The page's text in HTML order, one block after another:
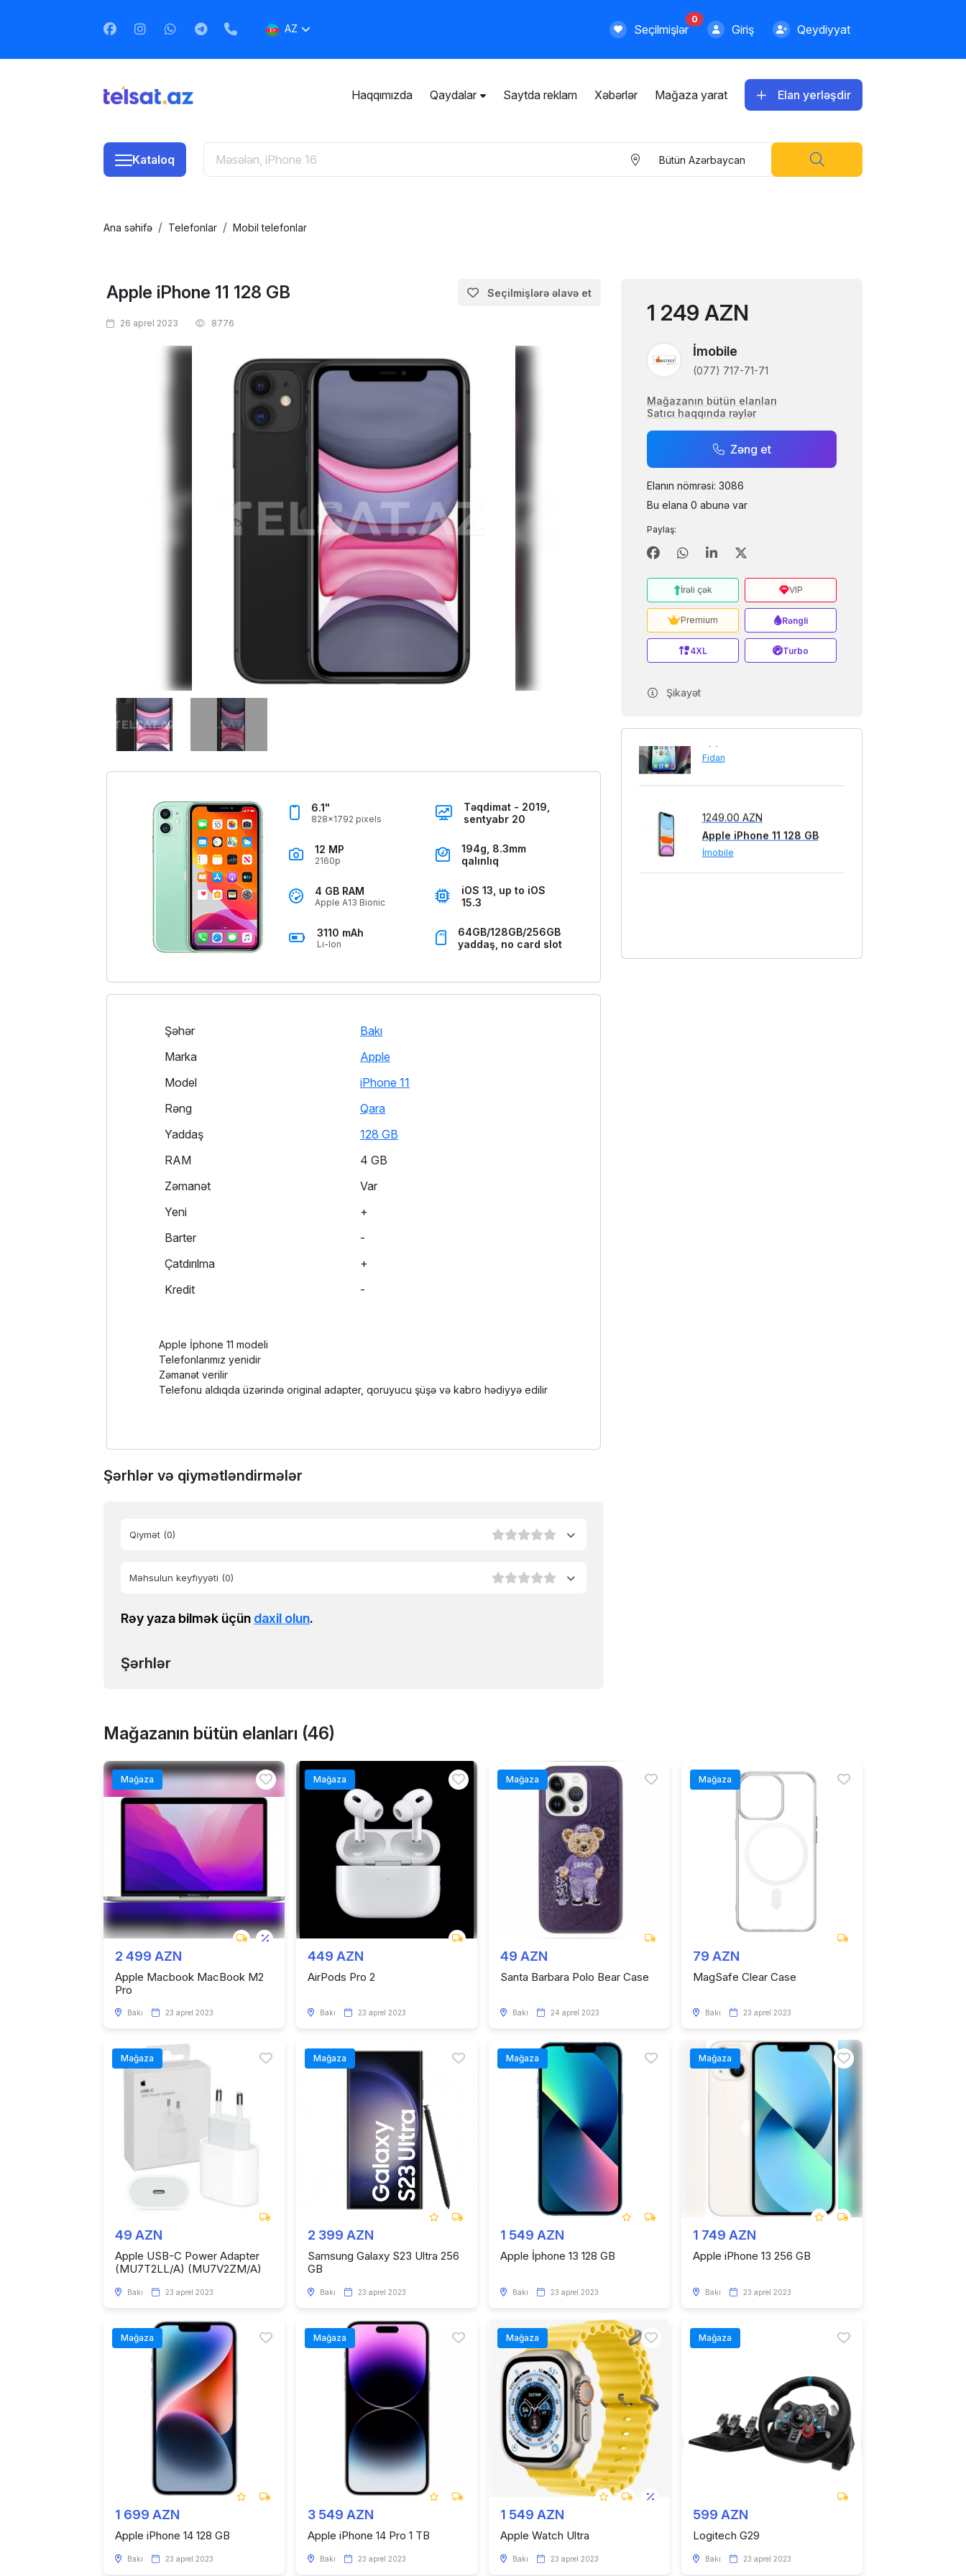
AZ Seçilmişlər
0
Giriş Qeydiyyat
Haqqımızda Qaydalar Saytda reklam Xəbərlər Mağaza yarat Elan yerləşdir
Kataloq Bütün Azərbaycan
Ana səhifə Telefonlar Mobil telefonlar
Apple iPhone 11 128 GB Seçilmişlərə əlavə et
26 aprel 2023 8776
6.1"
828x1792 pixels
Təqdimat - 2019,
sentyabr 20
12 MP
2160p
194g, 8.3mm
qalınlıq
4 GB RAM
Apple A13 Bionic
iOS 13, up to iOS
15.3
3110 mAh
Li-Ion
64GB/128GB/256GB
yaddaş, no card slot
Şəhər
Bakı
Marka
Apple
Model
iPhone 11
Rəng
Qara
Yaddaş
128 GB
RAM
4 GB
Zəmanət
Var
Yeni
+
Barter
-
Çatdırılma
+
Kredit
-
Apple İphone 11 modeli
Telefonlarımız yenidir
Zəmanət verilir
Telefonu aldıqda üzərində original adapter, qoruyucu şüşə və kabro hədiyyə edilir
1 249 AZN
İmobile
(077) 717-71-71
Mağazanın bütün elanları
Satıcı haqqında rəylər
Zəng et
Elanın nömrəsi: 3086
Bu elana 0 abunə var
Paylaş:
İrəli çək VIP
Premium Rəngli
4XL Turbo
Şikayət
Fidan
1249.00 AZN
Apple iPhone 11 128 GB
İmobile
Şərhlər və qiymətləndirmələr
Qiymət (0)
Məhsulun keyfiyyəti (0)
Rəy yaza bilmək üçün daxil olun.
Şərhlər
Mağazanın bütün elanları (46)
Mağaza
2 499 AZN
Apple Macbook MacBook M2
Pro
Bakı 23 aprel 2023
Mağaza
449 AZN
AirPods Pro 2
Bakı 23 aprel 2023
Mağaza
49 AZN
Santa Barbara Polo Bear Case
Bakı 24 aprel 2023
Mağaza
79 AZN
MagSafe Clear Case
Bakı 23 aprel 2023
Mağaza
49 AZN
Apple USB-C Power Adapter
(MU7T2LL/A) (MU7V2ZM/A)
Bakı 23 aprel 2023
Mağaza
2 399 AZN
Samsung Galaxy S23 Ultra 256
GB
Bakı 23 aprel 2023
Mağaza
1 549 AZN
Apple İphone 13 128 GB
Bakı 23 aprel 2023
Mağaza
1 749 AZN
Apple iPhone 13 256 GB
Bakı 23 aprel 2023
Mağaza
1 699 AZN
Apple iPhone 14 128 GB
Bakı 23 aprel 2023
Mağaza
3 549 AZN
Apple iPhone 14 Pro 1 TB
Bakı 23 aprel 2023
Mağaza
1 549 AZN
Apple Watch Ultra
Bakı 23 aprel 2023
Mağaza
599 AZN
Logitech G29
Bakı 23 aprel 2023